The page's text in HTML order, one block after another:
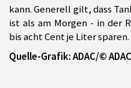
kann. Generell gilt, dass
ist als am Morgen - in der
bis acht Cent je Liter sparen.
Quelle-Grafik: ADAC/©